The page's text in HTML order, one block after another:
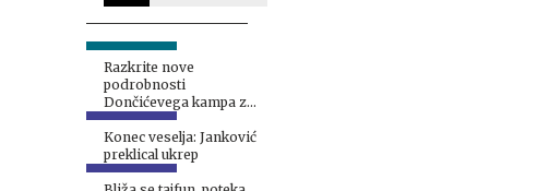
Razkrite nove
podrobnosti
Dončićevega kampa z
Lakersi v Sloveniji
Konec veselja: Janković
preklical ukrep